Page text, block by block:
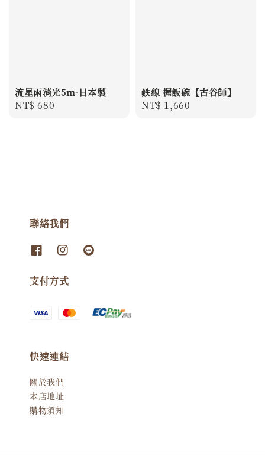
流星雨消光5m-日本製
Regular
NT$ 680
鉄線 握飯碗【古谷師】
Regular
NT$ 1,660
聯絡我們
支付方式
快速連結
關於我們
本店地址
購物須知